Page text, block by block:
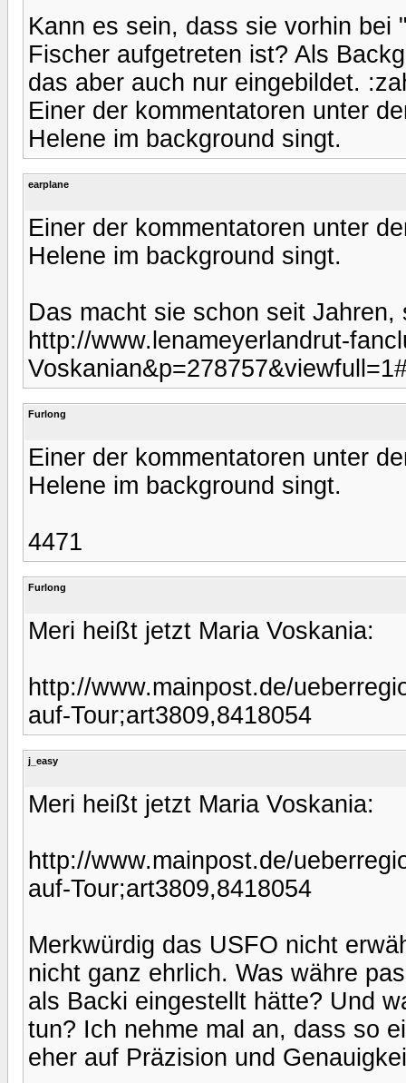
Kann es sein, dass sie vorhin bei
Fischer aufgetreten ist? Als
das aber auch nur eingebildet.
Einer der kommentatoren unter
Helene im background singt.
earplane
Einer der kommentatoren unter
Helene im background singt.
Das macht sie schon seit Jahren,
http://www.lenameyerlandrut-
Furlong
Einer der kommentatoren unter
Helene im background singt.
4471
Furlong
Meri heißt jetzt Maria Voskania:
http://www.mainpost.de/
auf-Tour;art3809,8418054
j_easy
Meri heißt jetzt Maria Voskania:
http://www.mainpost.de/
auf-Tour;art3809,8418054
Merkwürdig das USFO nicht
nicht ganz ehrlich. Was währe
als Backi eingestellt hätte? Und
tun? Ich nehme mal an, dass so
eher auf Präzision und